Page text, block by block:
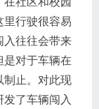
里行驶很容易
入往往会带来
是对于车辆在
制止。对此现
了车辆闯入